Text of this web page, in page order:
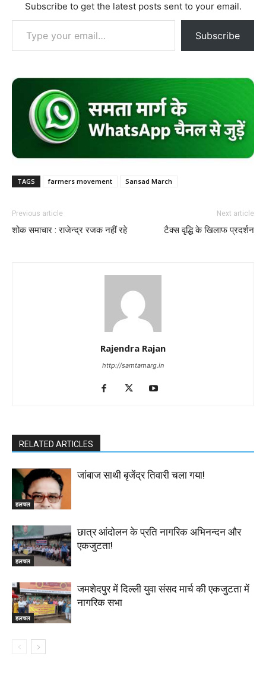
Subscribe to get the latest posts sent to your email.
Type your email…
Subscribe
TAGS farmers movement Sansad March
Previous article
शोक समाचार : राजेन्द्र रजक नहीं रहे
Next article
टैक्स वृद्धि के खिलाफ प्रदर्शन
Rajendra Rajan
http://samtamarg.in
RELATED ARTICLES
हलचल
जांबाज साथी बृजेंद्र तिवारी चला गया!
हलचल
छात्र आंदोलन के प्रति नागरिक अभिनन्दन और
एकजुटता!
हलचल
जमशेदपुर में दिल्ली युवा संसद मार्च की एकजुटता में
नागरिक सभा